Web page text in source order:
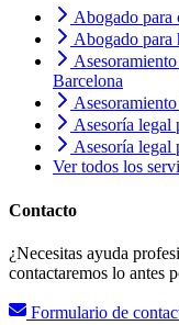
Abogado para
Abogado para
Barcelona
Asesoría legal
Asesoría legal
Ver todos los
Contacto
¿Necesitas ayuda
contactaremos lo antes
Formulario de